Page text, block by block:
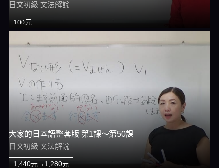
日文初級 文法解說
100元
大家的日本語整套版 第1課～第50課
日文初級 文法解說
1,440元→1,280元